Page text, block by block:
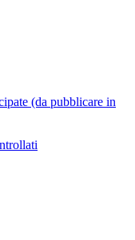
(da pubblicare in